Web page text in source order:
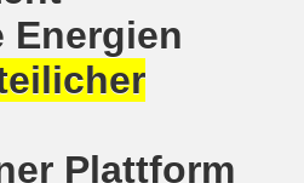
Energien
Plattform
mahnt an Folgen von
solidarisch mit Kollegen in
Zeichen des